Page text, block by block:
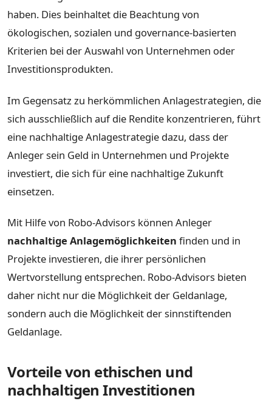
haben. Dies beinhaltet die Beachtung von
ökologischen, sozialen und governance-basierten
Kriterien bei der Auswahl von Unternehmen oder
Investitionsprodukten.
Im Gegensatz zu herkömmlichen Anlagestrategien, die
sich ausschließlich auf die Rendite konzentrieren, führt
eine nachhaltige Anlagestrategie dazu, dass der
Anleger sein Geld in Unternehmen und Projekte
investiert, die sich für eine nachhaltige Zukunft
einsetzen.
Mit Hilfe von Robo-Advisors können Anleger
nachhaltige Anlagemöglichkeiten finden und in
Projekte investieren, die ihrer persönlichen
Wertvorstellung entsprechen. Robo-Advisors bieten
daher nicht nur die Möglichkeit der Geldanlage,
sondern auch die Möglichkeit der sinnstiftenden
Geldanlage.
Vorteile von ethischen und
nachhaltigen Investitionen